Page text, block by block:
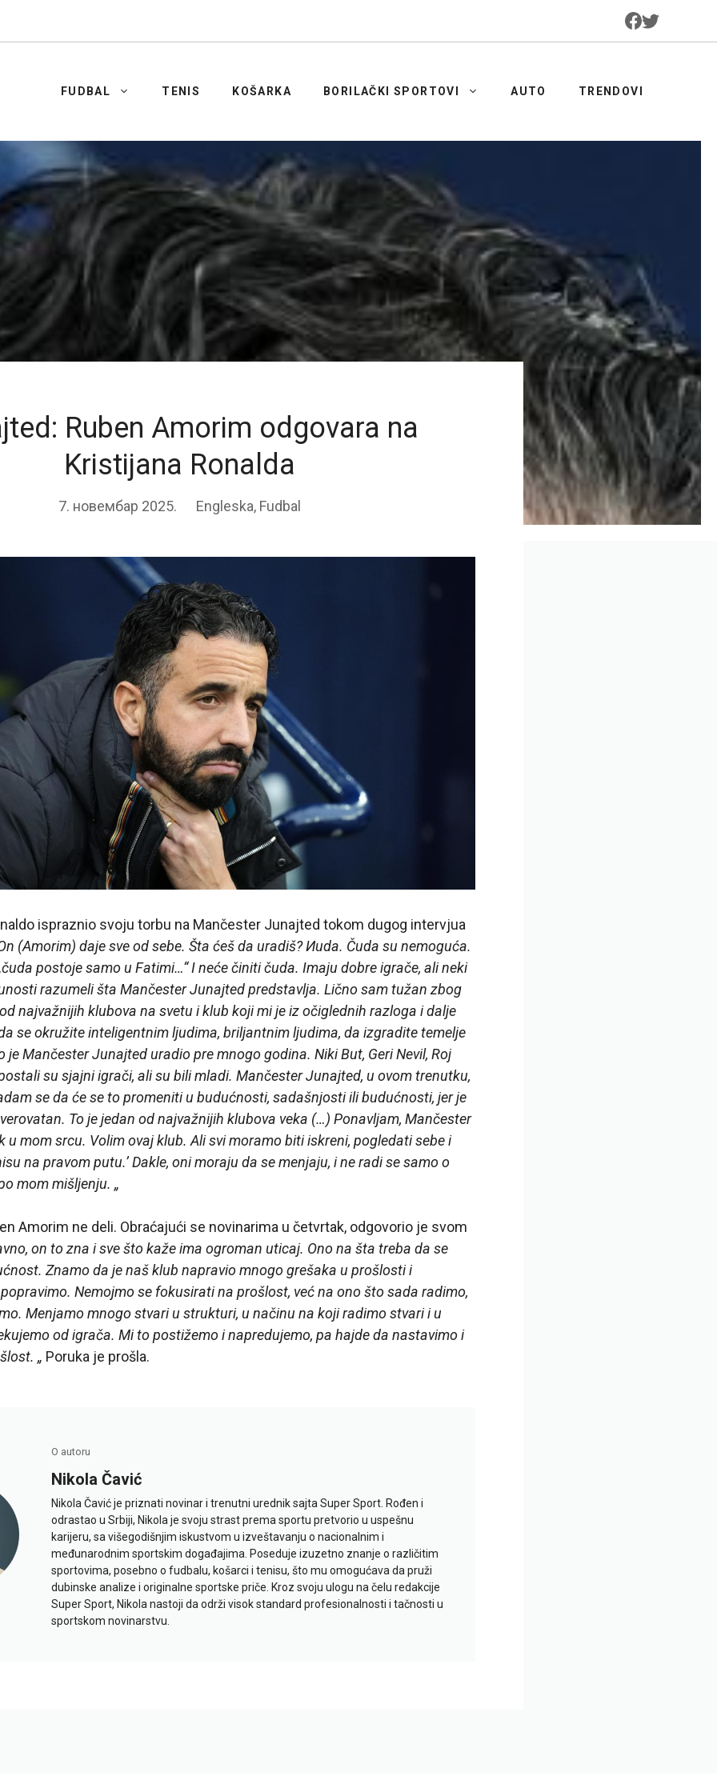
FUDBAL TENIS KOŠARKA BORILAČKI SPORTOVI AUTO TRENDOVI
Ruben Amorim odgovara na
Kristijana Ronalda
7. новембар 2025. Engleska, Fudbal
ispraznio svoju torbu na Mančester Junajted tokom dugog intervjua
(Amorim) daje sve od sebe. Šta ćeš da uradiš? Иuda. Čuda su nemoguća.
postoje samo u Fatimi…“ I neće činiti čuda. Imaju dobre igrače, ali neki
razumeli šta Mančester Junajted predstavlja. Lično sam tužan zbog
najvažnijih klubova na svetu i klub koji mi je iz očiglednih razloga i dalje
se okružite inteligentnim ljudima, briljantnim ljudima, da izgradite temelje
je Mančester Junajted uradio pre mnogo godina. Niki But, Geri Nevil, Roj
su sjajni igrači, ali su bili mladi. Mančester Junajted, u ovom trenutku,
se da će se to promeniti u budućnosti, sadašnjosti ili budućnosti, jer je
To je jedan od najvažnijih klubova veka (…) Ponavljam, Mančester
u mom srcu. Volim ovaj klub. Ali svi moramo biti iskreni, pogledati sebe i
na pravom putu.’ Dakle, oni moraju da se menjaju, i ne radi se samo o
mom mišljenju. „
Amorim ne deli. Obraćajući se novinarima u četvrtak, odgovorio je svom
on to zna i sve što kaže ima ogroman uticaj. Ono na šta treba da se
Znamo da je naš klub napravio mnogo grešaka u prošlosti i
Nemojmo se fokusirati na prošlost, već na ono što sada radimo,
Menjamo mnogo stvari u strukturi, u načinu na koji radimo stvari i u
od igrača. Mi to postižemo i napredujemo, pa hajde da nastavimo i
„ Poruka je prošla.
O autoru
Nikola Čavić
Nikola Čavić je priznati novinar i trenutni urednik sajta Super Sport. Rođen i
odrastao u Srbiji, Nikola je svoju strast prema sportu pretvorio u uspešnu
karijeru, sa višegodišnjim iskustvom u izveštavanju o nacionalnim i
međunarodnim sportskim događajima. Poseduje izuzetno znanje o različitim
sportovima, posebno o fudbalu, košarci i tenisu, što mu omogućava da pruži
dubinske analize i originalne sportske priče. Kroz svoju ulogu na čelu redakcije
Super Sport, Nikola nastoji da održi visok standard profesionalnosti i tačnosti u
sportskom novinarstvu.